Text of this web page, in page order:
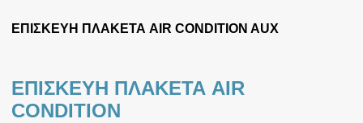
ΕΠΙΣΚΕΥΗ ΠΛΑΚΕΤΑ AIR CONDITION AUX
ΕΠΙΣΚΕΥΗ ΠΛΑΚΕΤΑ AIR
CONDITION